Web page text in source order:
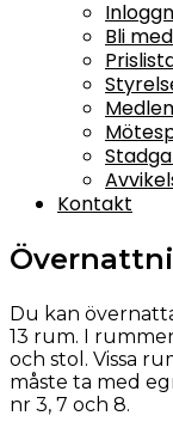
Bli
Kontakt
Du kan
13 rum. I
och stol. Vissa
måste ta med
nr 3, 7 och 8.